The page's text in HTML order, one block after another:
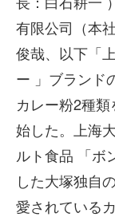
有限公司（本
俊哉、以下「
ー 」ブランド
カレー粉2種
始した。上海
ルト食品 「ボ
した大塚独自
愛されている